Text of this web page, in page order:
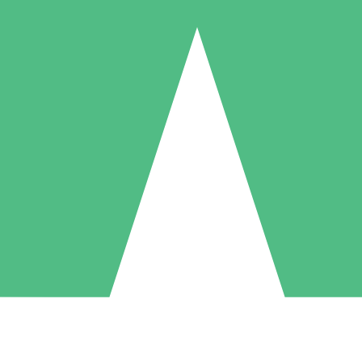
Individuele Creditpakketten
per gebruik met downloadtegoeden. Geen maandelijkse verplichting
5 Downloaden
US$